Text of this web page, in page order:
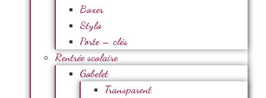
Boxer
Stylo
Porte – clés
Rentrée scolaire
Gobelet
Transparent